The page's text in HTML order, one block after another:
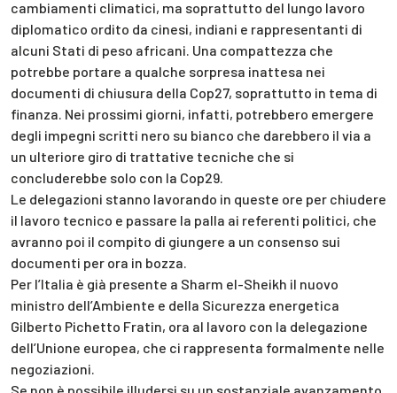
cambiamenti climatici, ma soprattutto del lungo lavoro
diplomatico ordito da cinesi, indiani e rappresentanti di
alcuni Stati di peso africani. Una compattezza che
potrebbe portare a qualche sorpresa inattesa nei
documenti di chiusura della Cop27, soprattutto in tema di
finanza. Nei prossimi giorni, infatti, potrebbero emergere
degli impegni scritti nero su bianco che darebbero il via a
un ulteriore giro di trattative tecniche che si
concluderebbe solo con la Cop29.
Le delegazioni stanno lavorando in queste ore per chiudere
il lavoro tecnico e passare la palla ai referenti politici, che
avranno poi il compito di giungere a un consenso sui
documenti per ora in bozza.
Per l’Italia è già presente a Sharm el-Sheikh il nuovo
ministro dell’Ambiente e della Sicurezza energetica
Gilberto Pichetto Fratin, ora al lavoro con la delegazione
dell’Unione europea, che ci rappresenta formalmente nelle
negoziazioni.